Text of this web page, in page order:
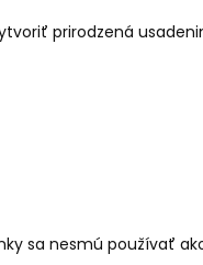
prirodzená
sa nesmú používať